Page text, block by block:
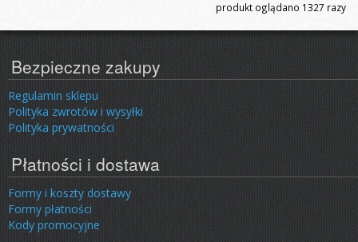
produkt oglądano 1327 razy
Bezpieczne zakupy
Regulamin sklepu
Polityka zwrotów i wysyłki
Polityka prywatności
Płatności i dostawa
Formy i koszty dostawy
Formy płatności
Kody promocyjne